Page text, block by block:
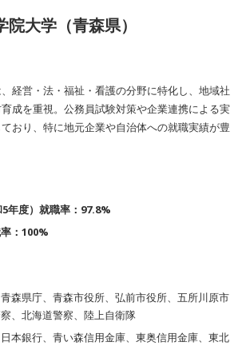
院大学（青森県）
経営・法・福祉・看護の分野に特化し、地域社
成を重視。公務員試験対策や企業連携による実
おり、特に地元企業や自治体への就職実績が豊
5年度）就職率： 97.8%
：100%
青森県庁、青森市役所、弘前市役所、五所川原市
、北海道警察、陸上自衛隊
日本銀行、青い森信用金庫、東奥信用金庫、東北